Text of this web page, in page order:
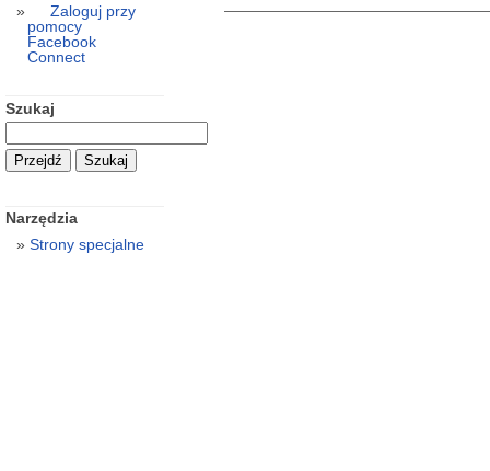
Zaloguj przy
pomocy
Facebook
Connect
Szukaj
Narzędzia
Strony specjalne